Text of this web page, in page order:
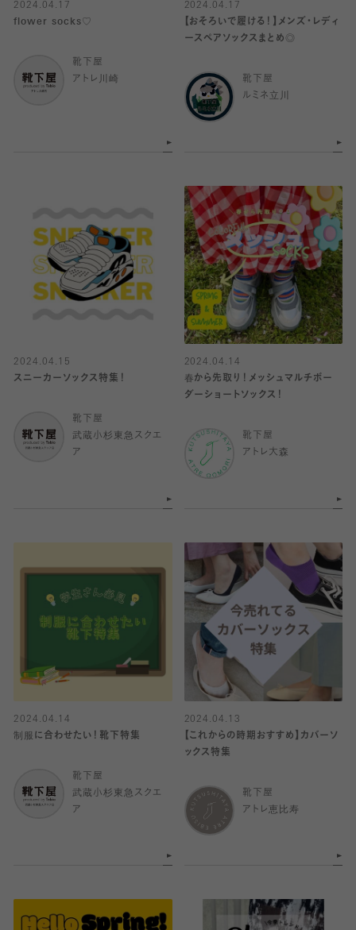
2024.04.17
flower socks♡
靴下屋
アトレ川崎
2024.04.17
【おそろいで履ける！】メンズ・レディ
ースペアソックスまとめ◎
靴下屋
ルミネ立川
2024.04.15
スニーカーソックス特集！
靴下屋
武蔵小杉東急スクエ
ア
2024.04.14
春から先取り！メッシュマルチボー
ダーショートソックス！
靴下屋
アトレ大森
2024.04.14
制服に合わせたい！靴下特集
靴下屋
武蔵小杉東急スクエ
ア
2024.04.13
【これからの時期おすすめ】カバーソ
ックス特集
靴下屋
アトレ恵比寿